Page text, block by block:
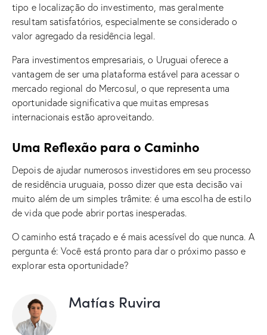
tipo e localização do investimento, mas geralmente
resultam satisfatórios, especialmente se considerado o
valor agregado da residência legal.
Para investimentos empresariais, o Uruguai oferece a
vantagem de ser uma plataforma estável para acessar o
mercado regional do Mercosul, o que representa uma
oportunidade significativa que muitas empresas
internacionais estão aproveitando.
Uma Reflexão para o Caminho
Depois de ajudar numerosos investidores em seu processo
de residência uruguaia, posso dizer que esta decisão vai
muito além de um simples trâmite: é uma escolha de estilo
de vida que pode abrir portas inesperadas.
O caminho está traçado e é mais acessível do que nunca. A
pergunta é: Você está pronto para dar o próximo passo e
explorar esta oportunidade?
Matías Ruvira